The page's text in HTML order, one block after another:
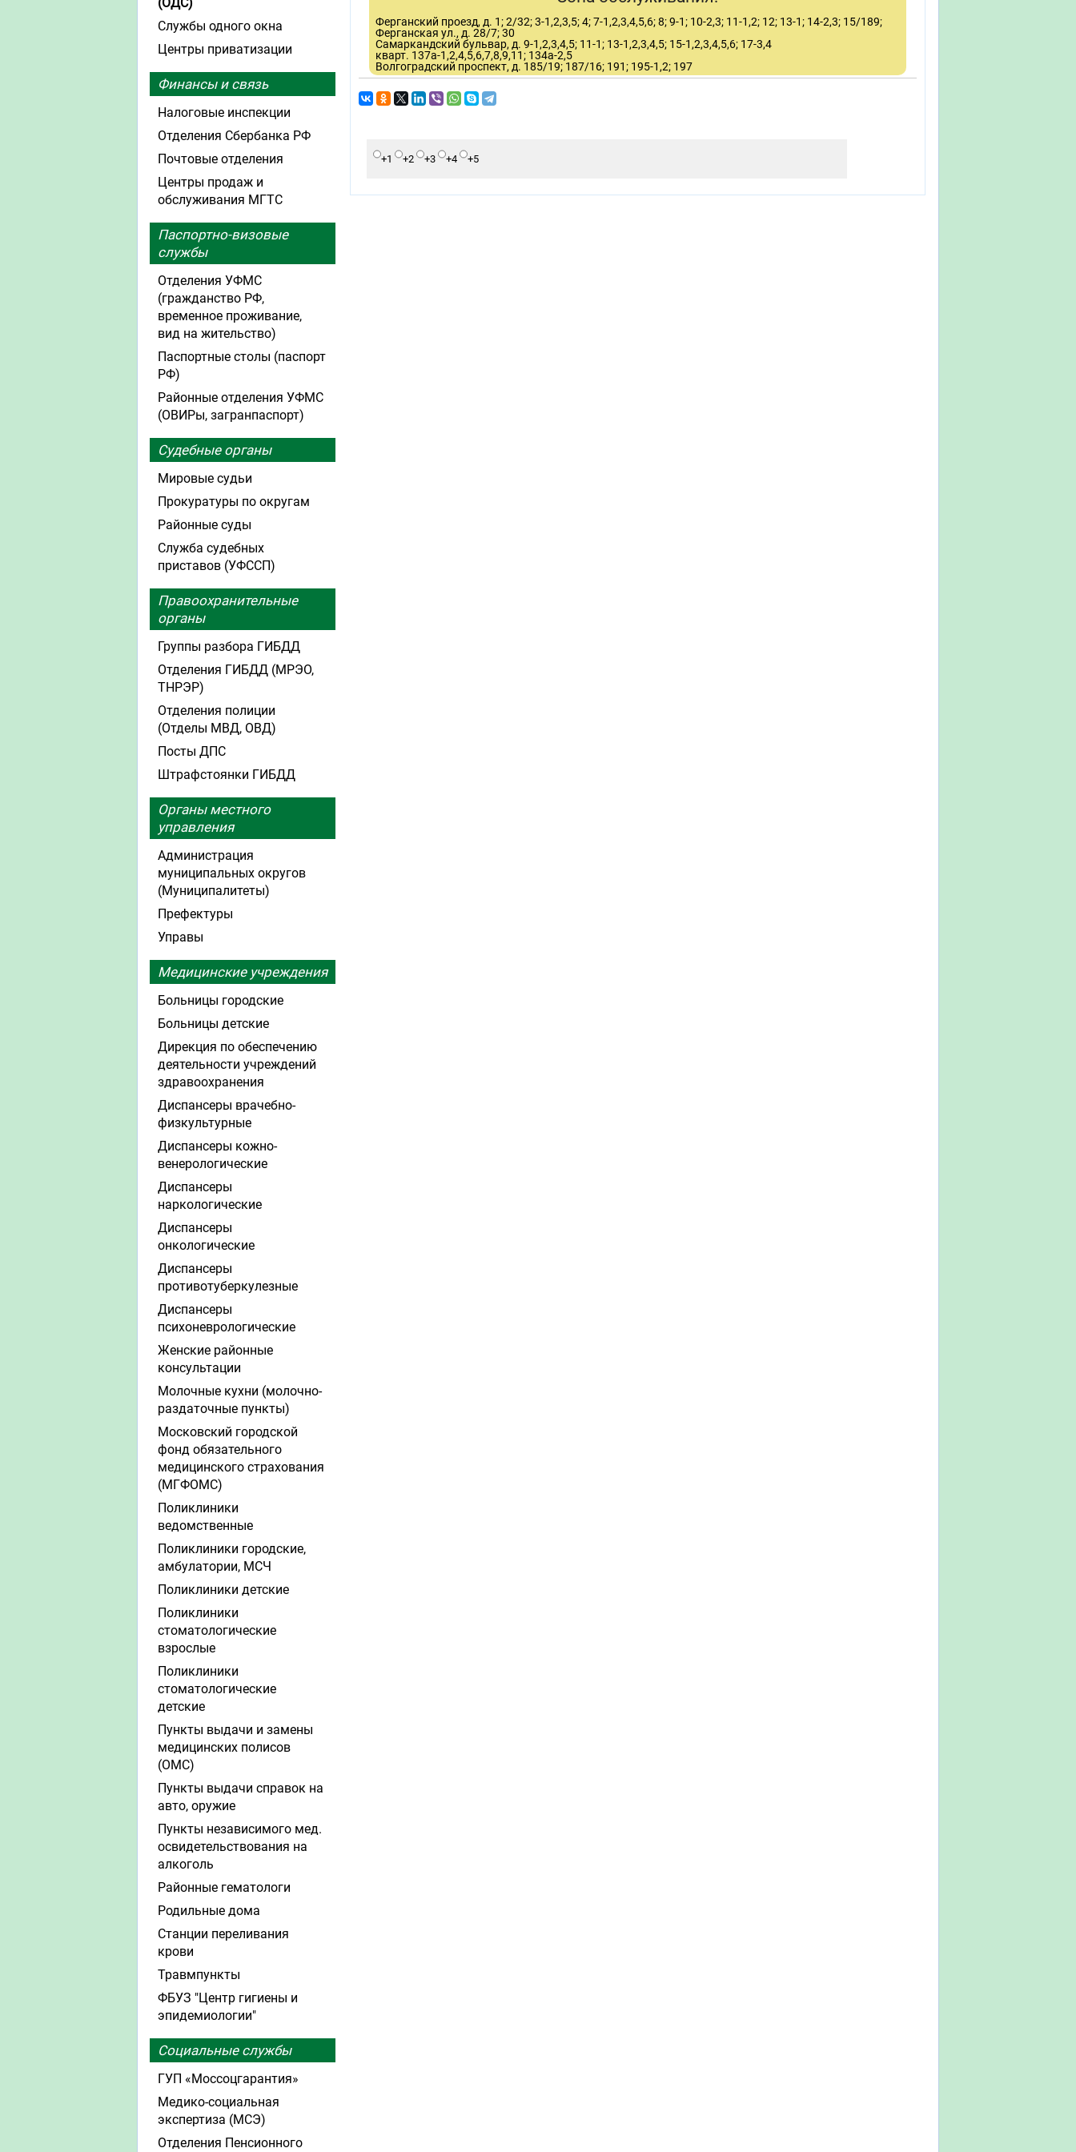
Ферганский проезд, д. 1; 2/32; 3-1,2,3,5; 4; 7-1,2,3,4,5,6; 8; 9-1; 10-2,3; 11-1,2; 12; 13-1; 14-2,3; 15/189;
Ферганская ул., д. 28/7; 30
Самаркандский бульвар, д. 9-1,2,3,4,5; 11-1; 13-1,2,3,4,5; 15-1,2,3,4,5,6; 17-3,4
кварт. 137а-1,2,4,5,6,7,8,9,11; 134а-2,5
Волгоградский проспект, д. 185/19; 187/16; 191; 195-1,2; 197
+1 +2 +3 +4 +5
Службы одного окна
Центры приватизации
Финансы и связь
Налоговые инспекции
Отделения Сбербанка РФ
Почтовые отделения
Центры продаж и
обслуживания МГТС
Паспортно-визовые
службы
Отделения УФМС
(гражданство РФ,
временное проживание,
вид на жительство)
Паспортные столы (паспорт
РФ)
Районные отделения УФМС
(ОВИРы, загранпаспорт)
Судебные органы
Мировые судьи
Прокуратуры по округам
Районные суды
Служба судебных
приставов (УФССП)
Правоохранительные
органы
Группы разбора ГИБДД
Отделения ГИБДД (МРЭО,
ТНРЭР)
Отделения полиции
(Отделы МВД, ОВД)
Посты ДПС
Штрафстоянки ГИБДД
Органы местного
управления
Администрация
муниципальных округов
(Муниципалитеты)
Префектуры
Управы
Медицинские учреждения
Больницы городские
Больницы детские
Дирекция по обеспечению
деятельности учреждений
здравоохранения
Диспансеры врачебно-
физкультурные
Диспансеры кожно-
венерологические
Диспансеры
наркологические
Диспансеры
онкологические
Диспансеры
противотуберкулезные
Диспансеры
психоневрологические
Женские районные
консультации
Молочные кухни (молочно-
раздаточные пункты)
Московский городской
фонд обязательного
медицинского страхования
(МГФОМС)
Поликлиники
ведомственные
Поликлиники городские,
амбулатории, МСЧ
Поликлиники детские
Поликлиники
стоматологические
взрослые
Поликлиники
стоматологические
детские
Пункты выдачи и замены
медицинских полисов
(ОМС)
Пункты выдачи справок на
авто, оружие
Пункты независимого мед.
освидетельствования на
алкоголь
Районные гематологи
Родильные дома
Станции переливания
крови
Травмпункты
ФБУЗ "Центр гигиены и
эпидемиологии"
Социальные службы
ГУП «Моссоцгарантия»
Медико-социальная
экспертиза (МСЭ)
Отделения Пенсионного